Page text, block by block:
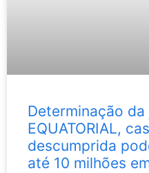
Determinação
EQUATORIAL,
descumprida
até 10 milhões